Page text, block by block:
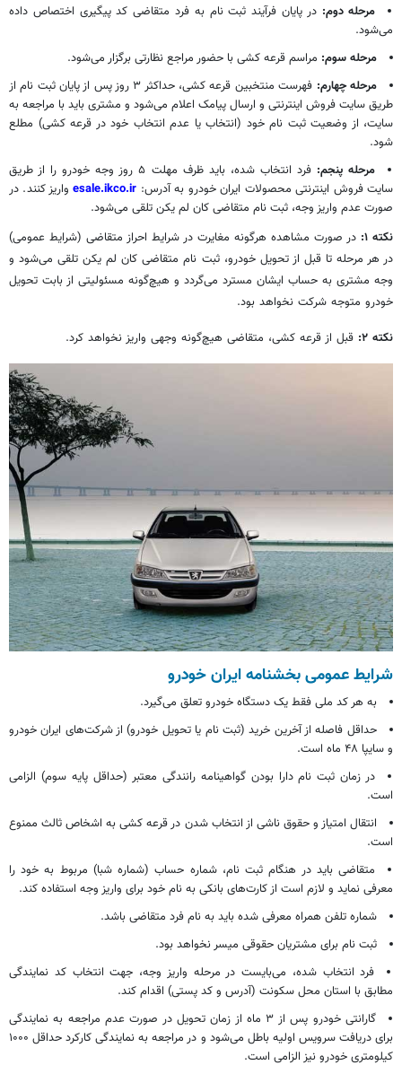
مرحله دوم: در پایان فرآیند ثبت نام به فرد متقاضی کد پیگیری اختصاص داده
می‌شود.
مرحله سوم: مراسم قرعه کشی با حضور مراجع نظارتی برگزار می‌شود.
مرحله چهارم: فهرست منتخبین قرعه کشی، حداکثر ۳ روز پس از پایان ثبت ناماز
طریق سایت فروش اینترنتی و ارسال پیامک اعلام می‌شود و مشتری باید با مراجعه به
سایت، از وضعیتثبت نام خود (انتخاب یا عدم انتخاب خود در قرعه کشی) مطلع
شود.
مرحله پنجم:
فرد انتخاب شده، باید ظرف مهلت ۵ روز وجه خودرو را از طریق
سایت فروش اینترنتی محصولات ایران خودرو به آدرس:
واریز کنند. در
صورت عدم واریز وجه، ثبت نام متقاضی کان لم یکن تلقی می‌شود.
نکته ۱:
در صورت مشاهده هرگونه مغایرت در شرایط احراز متقاضی (شرایط عمومی)
در هر مرحله تا قبل از تحویل خودرو،ثبت ناممتقاضی کان لم یکن تلقی می‌شود و
وجه مشتری به حساب ایشان مسترد می‌گردد و هیچ‌گونه مسئولیتی از بابت تحویل
خودرو متوجه شرکت نخواهد بود.
نکته ۲:
قبل از قرعه کشی، متقاضی هیچ‌گونه وجهی واریز نخواهد کرد.
شرایط عمومی بخشنامه ایران خودرو
به هر کد ملی فقط یک دستگاه خودرو تعلق می‌گیرد.
حداقل فاصله از آخرین خرید (ثبت نام یا تحویل خودرو) از شرکت‌های ایران خودرو
و سایپا ۴۸ ماه است.
در زمان ثبت نامدارا بودن گواهینامه رانندگی معتبر (حداقل پایه سوم) الزامی
است.
انتقال امتیاز و حقوق ناشی از انتخاب شدن در قرعه کشی به اشخاص ثالث ممنوع
است.
متقاضی باید در هنگام ثبت نام، شماره حساب (شماره شبا) مربوط به خود را
معرفی نماید و لازم است از کارت‌های بانکی به نام خود برای واریز وجه استفاده کند.
شماره تلفن همراه معرفی شده باید به نام فرد متقاضی باشد.
ثبت نامبرای مشتریان حقوقی میسر نخواهد بود.
فرد انتخاب شده، می‌بایست در مرحله واریز وجه، جهت انتخاب کد نمایندگی
مطابق با استان محل سکونت (آدرس و کد پستی) اقدام کند.
گارانتی خودرو پس از ۳ ماه از زمان تحویل در صورت عدم مراجعه به نمایندگی
برای دریافت سرویس اولیه باطل می‌شود و در مراجعه به نمایندگی کارکرد حداقل ۱۰۰۰
کیلومتری خودرو نیز الزامی است.